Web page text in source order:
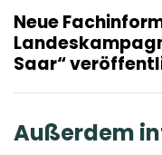
s
A
r
t
c
x
t
A
r
t
c
Neue
Saar“
Außerdem